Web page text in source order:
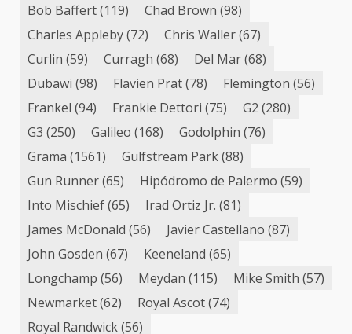
Bob Baffert(119) Chad Brown (98)
Charles Appleby(72) Chris Waller(67)
Curlin (59) Curragh (68) Del Mar(68)
Dubawi (98) Flavien Prat(78) Flemington (56)
Frankel (94) Frankie Dettori (75) G2 (280)
G3 (250) Galileo (168) Godolphin (76)
Grama (1561) Gulfstream Park(88)
Gun Runner(65) Hipódromo de Palermo (59)
Into Mischief(65) Irad Ortiz Jr. (81)
James McDonald (56) Javier Castellano (87)
John Gosden (67) Keeneland (65)
Longchamp (56) Meydan (115) Mike Smith (57)
Newmarket(62) Royal Ascot(74)
Royal Randwick(56)